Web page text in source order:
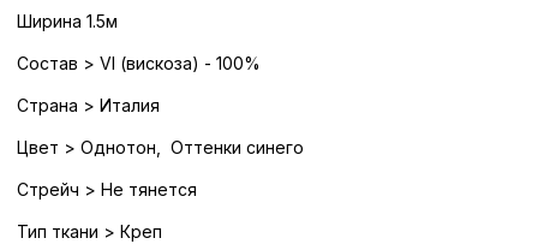
Ширина 1.5м
Состав > VI (вискоза) - 100%
Страна > Италия
Цвет > Однотон, Оттенки синего
Стрейч > Не тянется
Тип ткани > Креп